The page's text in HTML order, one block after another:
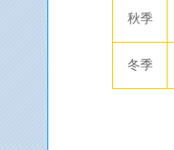
秋季
冬季